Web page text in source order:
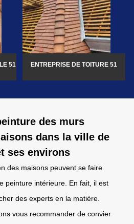
51 ENTREPRISE DE TOITURE 51
des murs
dans la ville de
ses environs
des maisons peuvent se faire
peinture intérieure. En fait, il est
des experts en la matière.
vous recommander de convier